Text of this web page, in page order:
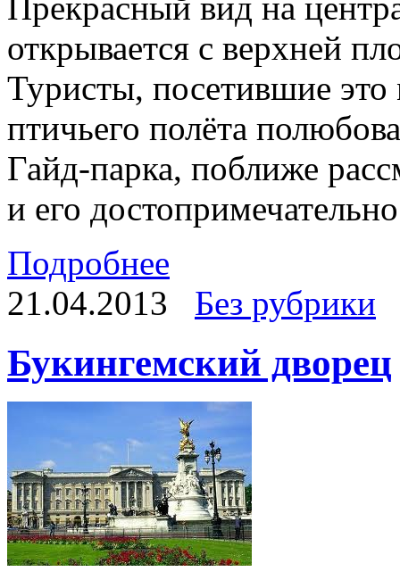
открывается с верхней
Туристы, посетившие
птичьего полёта
Гайд-парка, поближе
и его
Подробнее
21.04.2013
Без рубрики
Букингемский дворец